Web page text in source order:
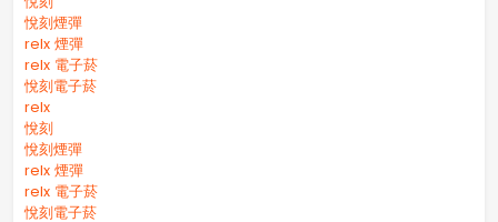
悅刻煙彈
relx 煙彈
relx 電子菸
悅刻電子菸
relx
悅刻
悅刻煙彈
relx 煙彈
relx 電子菸
悅刻電子菸